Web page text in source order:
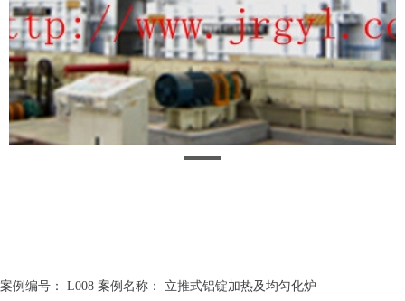
案例编号： L008 案例名称： 立推式铝锭加热及均匀化炉